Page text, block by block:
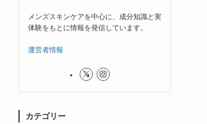
メンズスキンケアを中心に、成分知識と実
体験をもとに情報を発信しています。
運営者情報
カテゴリー